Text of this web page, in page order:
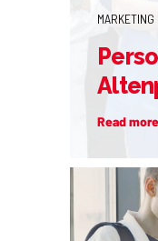
MARKETING
Read more